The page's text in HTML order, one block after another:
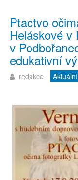
Ptactvo
Heláskové v
v
edukativní
redakce